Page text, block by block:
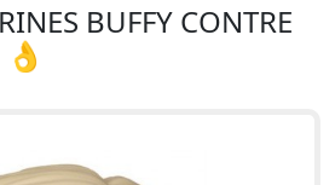
BUFFY CONTRE
👌